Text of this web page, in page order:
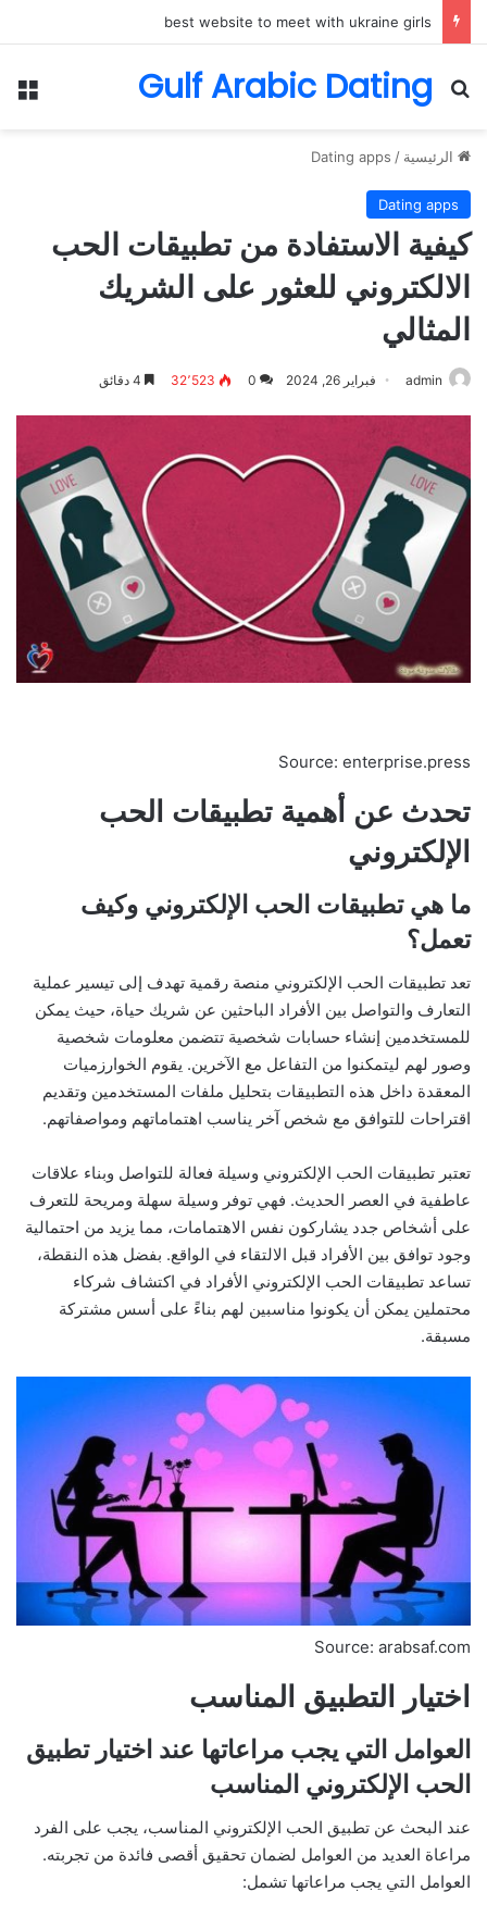
best website to meet with ukraine girls
Gulf Arabic Dating
بحث عن
الرئيسية /
Dating apps
Dating apps
كيفية الاستفادة من تطبيقات الحب
الالكتروني للعثور على الشريك
المثالي
admin فبراير 26, 2024 0 32٬523
Source: enterprise.press
تحدث عن أهمية تطبيقات الحب
الإلكتروني
ما هي تطبيقات الحب الإلكتروني وكيف
تعمل؟
تعد تطبيقات الحب الإلكتروني منصة رقمية تهدف إلى تيسير عملية
التعارف والتواصل بين الأفراد الباحثين عن شريك حياة، حيث يمكن
للمستخدمين إنشاء حسابات شخصية تتضمن معلومات شخصية
وصور لهم ليتمكنوا من التفاعل مع الآخرين. يقوم الخوارزميات
المعقدة داخل هذه التطبيقات بتحليل ملفات المستخدمين وتقديم
اقتراحات للتوافق مع شخص آخر يناسب اهتماماتهم ومواصفاتهم.
تعتبر تطبيقات الحب الإلكتروني وسيلة فعالة للتواصل وبناء علاقات
عاطفية في العصر الحديث. فهي توفر وسيلة سهلة ومريحة للتعرف
على أشخاص جدد يشاركون نفس الاهتمامات، مما يزيد من احتمالية
وجود توافق بين الأفراد قبل الالتقاء في الواقع. بفضل هذه النقطة،
تساعد تطبيقات الحب الإلكتروني الأفراد في اكتشاف شركاء
محتملين يمكن أن يكونوا مناسبين لهم بناءً على أسس مشتركة
مسبقة.
Source: arabsaf.com
اختيار التطبيق المناسب
العوامل التي يجب مراعاتها عند اختيار تطبيق
الحب الإلكتروني المناسب
عند البحث عن تطبيق الحب الإلكتروني المناسب، يجب على الفرد
مراعاة العديد من العوامل لضمان تحقيق أقصى فائدة من تجربته.
العوامل التي يجب مراعاتها تشمل: